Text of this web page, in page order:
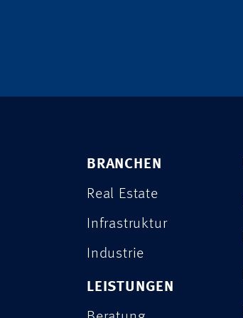
BRANCHEN
Real Estate
Infrastruktur
Industrie
LEISTUNGEN